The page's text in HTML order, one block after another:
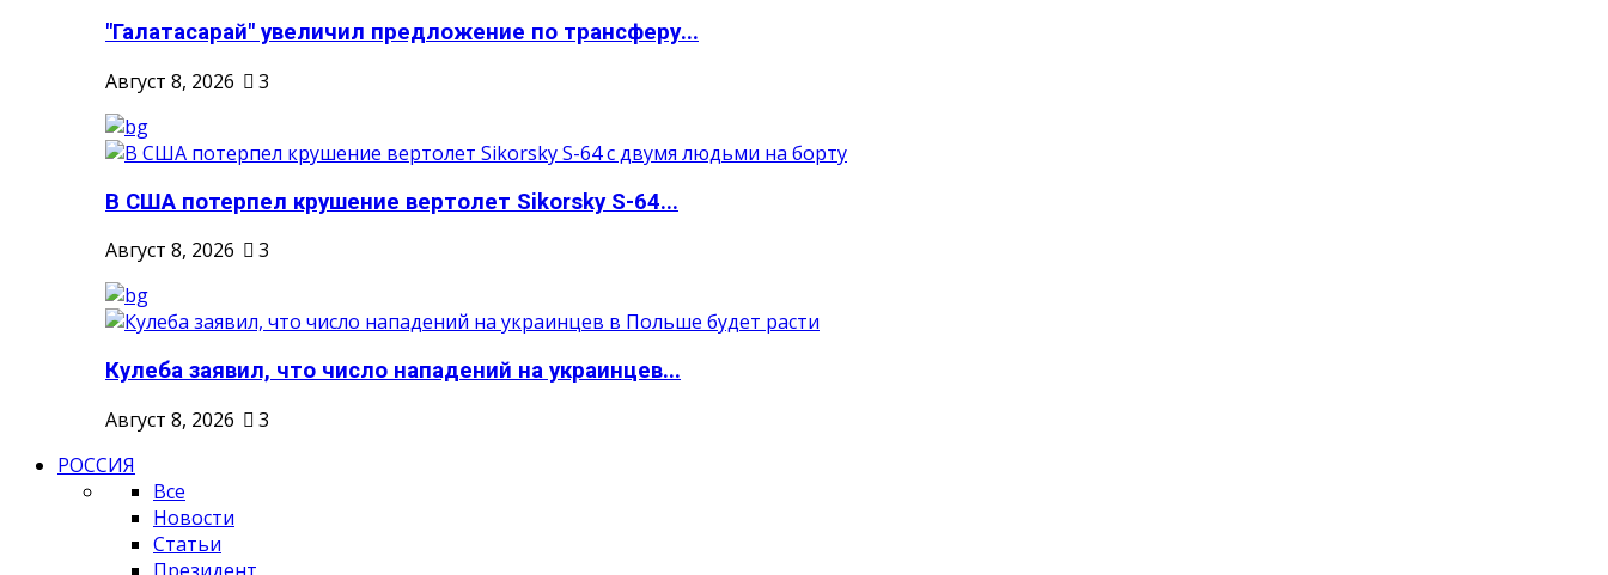
"Галатасарай" увеличил предложение по трансферу...
Август 8, 2026
3
В США потерпел крушение вертолет Sikorsky S-64...
Август 8, 2026
3
Кулеба заявил, что число нападений на украинцев...
Август 8, 2026
3
РОССИЯ
Все
Новости
Статьи